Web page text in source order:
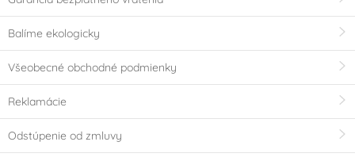
Balíme ekologicky
Všeobecné obchodné podmienky
Reklamácie
Odstúpenie od zmluvy